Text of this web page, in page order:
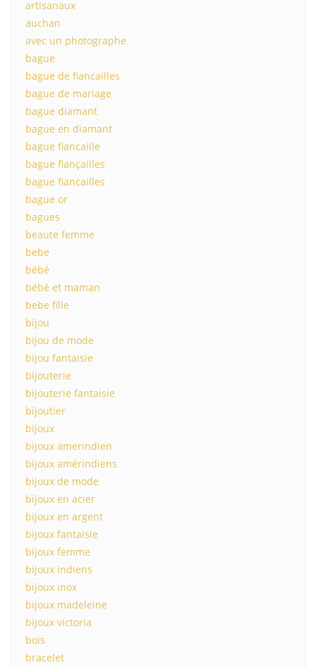
artisanaux
auchan
avec un photographe
bague
bague de fiancailles
bague de mariage
bague diamant
bague en diamant
bague fiancaille
bague fiançailles
bague fiancailles
bague or
bagues
beaute femme
bebe
bébé
bébé et maman
bebe fille
bijou
bijou de mode
bijou fantaisie
bijouterie
bijouterie fantaisie
bijoutier
bijoux
bijoux amerindien
bijoux amérindiens
bijoux de mode
bijoux en acier
bijoux en argent
bijoux fantaisie
bijoux femme
bijoux indiens
bijoux inox
bijoux madeleine
bijoux victoria
bois
bracelet